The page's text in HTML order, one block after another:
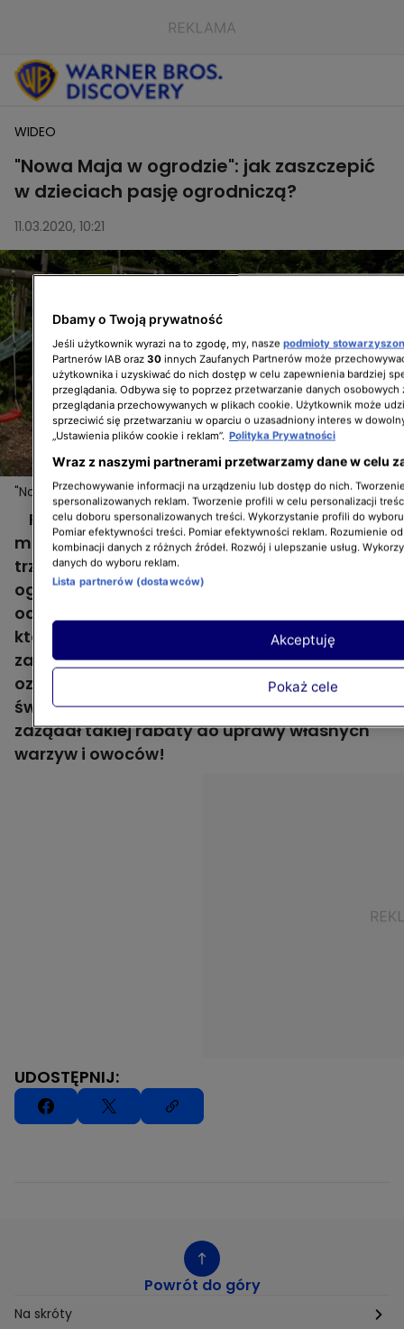
WIDEO
"Nowa Maja w ogrodzie": jak zaszczepić
w dzieciach pasję ogrodniczą?
11.03.2020, 10:21
"Nowa Maja w ogrodzie": jak zaszczepić w dzieciach
pasję ogrodniczą?
Więcej
Recepta na zaszczepienie w dzieciach
miłości do roślin i ogrodnictwa jest prosta -
trzeba stworzyć im własny, choćby malutki
ogródek. Tak zrobiła pani Mira, bohaterka 2.
odcinka 4. sezonu "Nowej Mai w ogrodzie",
która swojej wnuczce Zosi, tuż przy placu
zabaw, przygotowała malutki warzywnik
ozdobiony różami. Jak dobry był to pomysł,
świadczy fakt, że młodszy wnuk pani Miry też
zażądał takiej rabaty do uprawy własnych
warzyw i owoców!
UDOSTĘPNIJ:
Powrót do góry
Na skróty
Dbamy o Twoją prywatność
Jeśli użytkownik wyrazi na to zgodę, my, nasze podmioty
Partnerów IAB oraz 30 innych Zaufanych Partnerów może
użytkownika i uzyskiwać do nich dostęp w celu zapewnienia bardziej
przeglądania. Odbywa się to poprzez przetwarzanie danych osobowych
przeglądania przechowywanych w plikach cookie. Użytkownik może
sprzeciwić się przetwarzaniu w oparciu o uzasadniony interes w
„Ustawienia plików cookie i reklam”. Polityka Prywatności
Wraz z naszymi partnerami przetwarzamy dane w celu
Przechowywanie informacji na urządzeniu lub dostęp do nich.
spersonalizowanych reklam. Tworzenie profili w celu personalizacji
celu doboru spersonalizowanych treści. Wykorzystanie profili do
Pomiar efektywności treści. Pomiar efektywności reklam. Rozumienie
kombinacji danych z różnych źródeł. Rozwój i ulepszanie usług.
danych do wyboru reklam.
Lista partnerów (dostawców)
Pokaż cele
Akceptuję